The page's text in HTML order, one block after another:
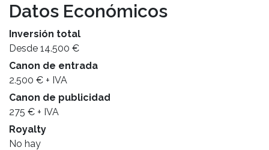
Datos Económicos
Inversión total
Desde 14.500 €
Canon de entrada
2.500 € + IVA
Canon de publicidad
275 € + IVA
Royalty
No hay